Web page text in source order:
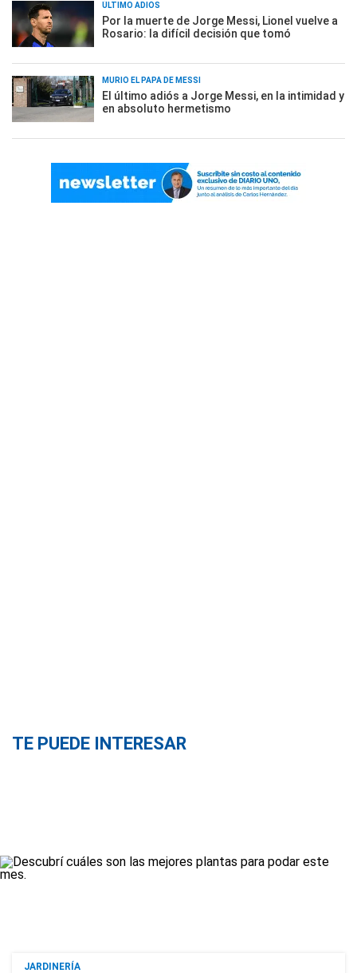
ÚLTIMO ADIÓS
Por la muerte de Jorge Messi, Lionel vuelve a
Rosario: la difícil decisión que tomó
MURIÓ EL PAPÁ DE MESSI
El último adiós a Jorge Messi, en la intimidad y
en absoluto hermetismo
TE PUEDE INTERESAR
JARDINERÍA